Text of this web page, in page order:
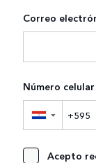
Correo
Número celular
▼
Acepto